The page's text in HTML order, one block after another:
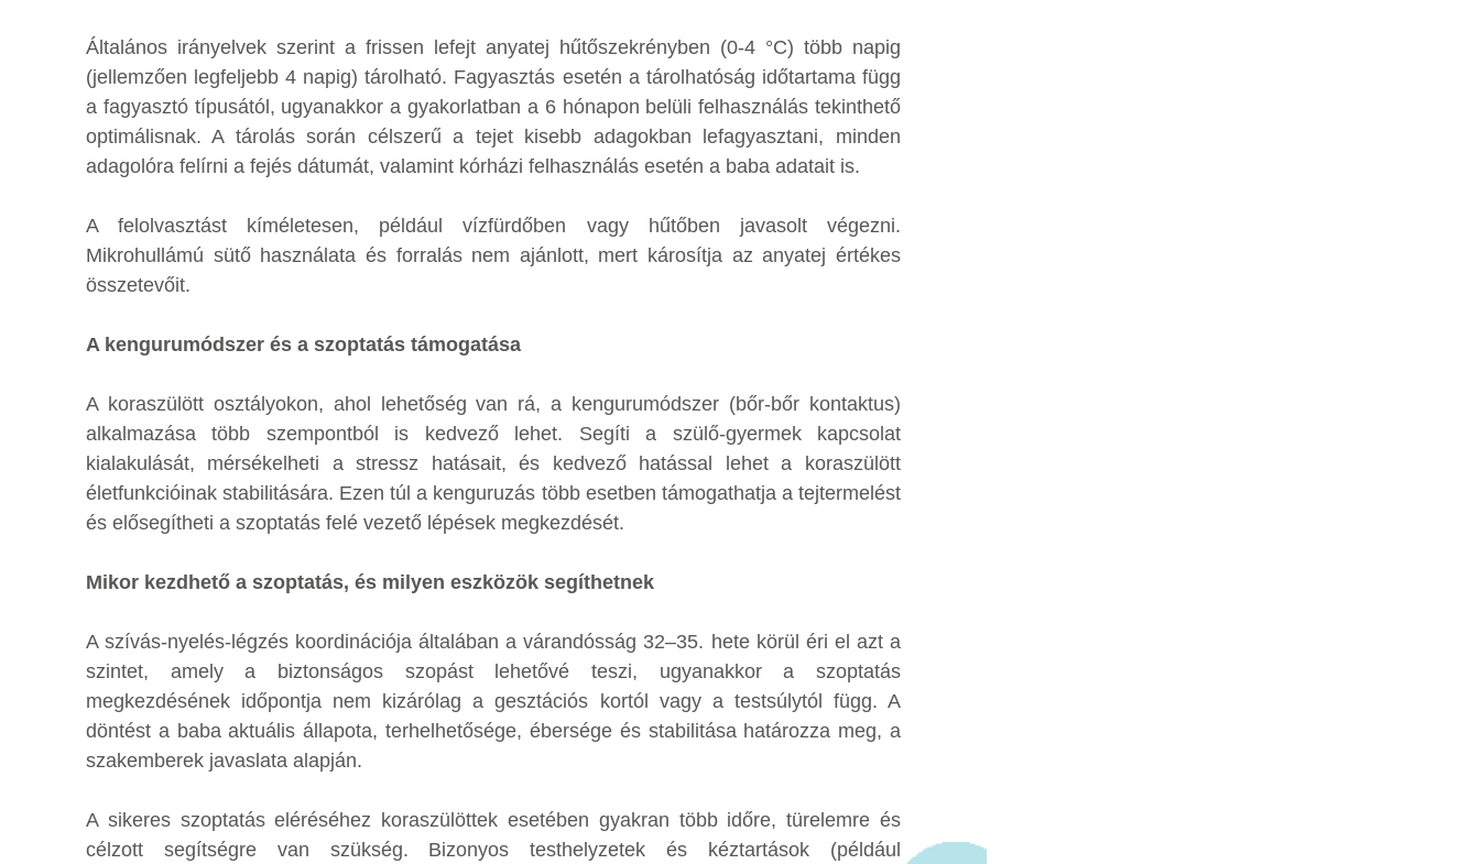
Általános irányelvek szerint a frissen lefejt anyatej hűtőszekrényben (0-4 °C) több napig
(jellemzően legfeljebb 4 napig) tárolható. Fagyasztás esetén a tárolhatóság időtartama függ
a fagyasztó típusától, ugyanakkor a gyakorlatban a 6 hónapon belüli felhasználás tekinthető
optimálisnak. A tárolás során célszerű a tejet kisebb adagokban lefagyasztani, minden
adagolóra felírni a fejés dátumát, valamint kórházi felhasználás esetén a baba adatait is.
A felolvasztást kíméletesen, például vízfürdőben vagy hűtőben javasolt végezni.
Mikrohullámú sütő használata és forralás nem ajánlott, mert károsítja az anyatej értékes
összetevőit.
A kengurumódszer és a szoptatás támogatása
A koraszülött osztályokon, ahol lehetőség van rá, a kengurumódszer (bőr-bőr kontaktus)
alkalmazása több szempontból is kedvező lehet. Segíti a szülő-gyermek kapcsolat
kialakulását, mérsékelheti a stressz hatásait, és kedvező hatással lehet a koraszülött
életfunkcióinak stabilitására. Ezen túl a kenguruzás több esetben támogathatja a tejtermelést
és elősegítheti a szoptatás felé vezető lépések megkezdését.
Mikor kezdhető a szoptatás, és milyen eszközök segíthetnek
A szívás-nyelés-légzés koordinációja általában a várandósság 32–35. hete körül éri el azt a
szintet, amely a biztonságos szopást lehetővé teszi, ugyanakkor a szoptatás
megkezdésének időpontja nem kizárólag a gesztációs kortól vagy a testsúlytól függ. A
döntést a baba aktuális állapota, terhelhetősége, ébersége és stabilitása határozza meg, a
szakemberek javaslata alapján.
A sikeres szoptatás eléréséhez koraszülöttek esetében gyakran több időre, türelemre és
célzott segítségre van szükség. Bizonyos testhelyzetek és kéztartások (például